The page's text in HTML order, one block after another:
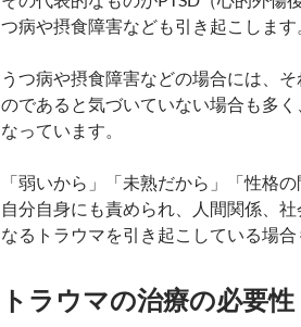
つ病や摂食障害なども引き起こします
うつ病や摂食障害などの場合には、
のであると気づいていない場合も多
なっています。
「弱いから」「未熟だから」「性格
自分自身にも責められ、人間関係、
なるトラウマを引き起こしている場合
トラウマの治療の必要性